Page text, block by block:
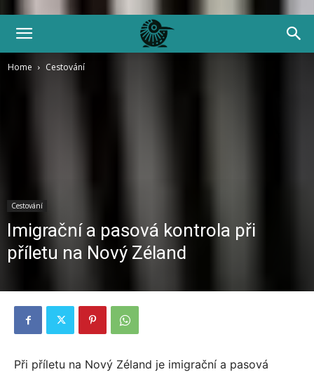
Home Cestování
Cestování
Imigrační a pasová kontrola při
příletu na Nový Zéland
Při příletu na Nový Zéland je imigrační a pasová